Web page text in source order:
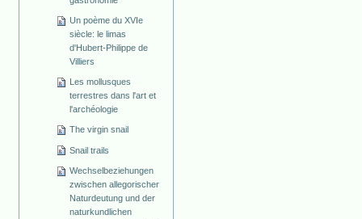
Un poème du XVIe
siècle: le limas
d'Hubert-Philippe de
Villiers
Les mollusques
terrestres dans l'art et
l'archéologie
The virgin snail
Snail trails
Wechselbeziehungen
zwischen allegorischer
Naturdeutung und der
naturkundlichen